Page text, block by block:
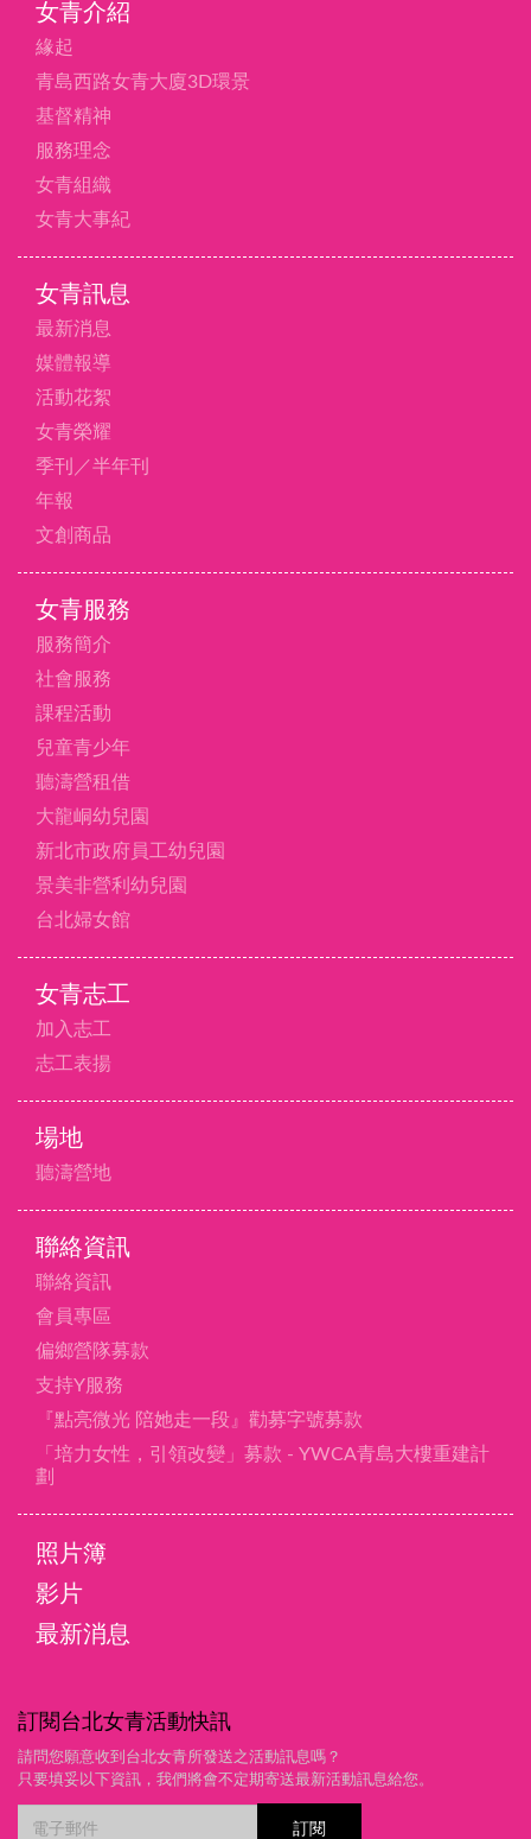
女青介紹
緣起
青島西路女青大廈3D環景
基督精神
服務理念
女青組織
女青大事紀
女青訊息
最新消息
媒體報導
活動花絮
女青榮耀
季刊／半年刊
年報
文創商品
女青服務
服務簡介
社會服務
課程活動
兒童青少年
聽濤營租借
大龍峒幼兒園
新北市政府員工幼兒園
景美非營利幼兒園
台北婦女館
女青志工
加入志工
志工表揚
場地
聽濤營地
聯絡資訊
聯絡資訊
會員專區
偏鄉營隊募款
支持Y服務
『點亮微光 陪她走一段』勸募字號募款
「培力女性，引領改變」募款 - YWCA青島大樓重建計
劃
照片簿
影片
最新消息
訂閱台北女青活動快訊
請問您願意收到台北女青所發送之活動訊息嗎？
只要填妥以下資訊，我們將會不定期寄送最新活動訊息給您。